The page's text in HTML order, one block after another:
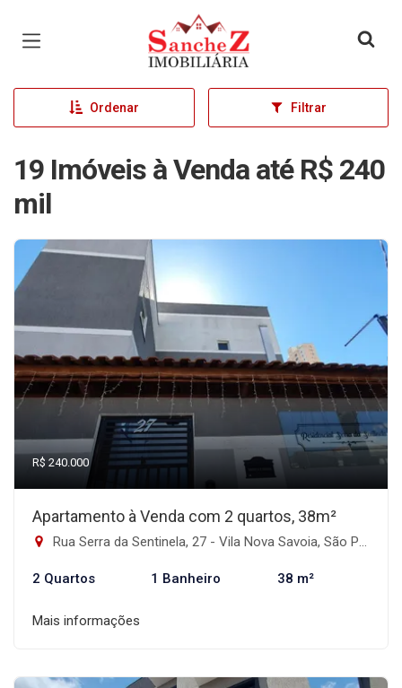
Página inicial
Ordenar Filtrar
19 Imóveis à Venda até R$ 240
mil
R$ 240.000
Apartamento à Venda com 2 quartos, 38m²
Rua Serra da Sentinela, 27 - Vila Nova Savoia, São Paulo-SP
2 Quartos 1 Banheiro 38 m²
Mais informações